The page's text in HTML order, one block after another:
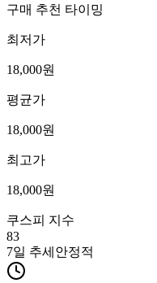
구매 추천 타이밍
최저가
18,000원
평균가
18,000원
최고가
18,000원
쿠스피 지수
83
7일 추세 안정적